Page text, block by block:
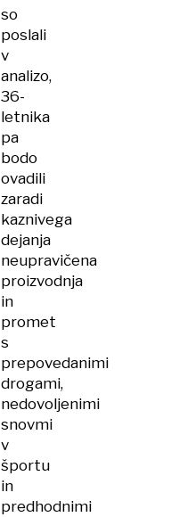
so
poslali
v
analizo,
36-
letnika
pa
bodo
ovadili
zaradi
kaznivega
dejanja
neupravičena
proizvodnja
in
promet
s
prepovedanimi
drogami,
nedovoljenimi
snovmi
v
športu
in
predhodnimi